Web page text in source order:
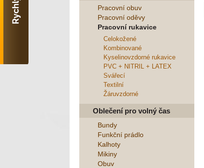
Pracovní obuv
Pracovní oděvy
Pracovní rukavice
Celokožené
Kombinované
Kyselinovzdorné rukavice
PVC + NITRIL + LATEX
Svářecí
Textilní
Žáruvzdorné
Oblečení pro volný čas
Bundy
Funkční prádlo
Kalhoty
Mikiny
Obuv